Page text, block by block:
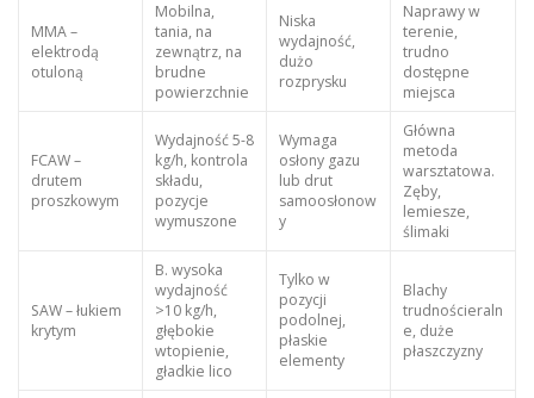
MMA –
elektrodą
otuloną
Mobilna,
tania, na
zewnątrz, na
brudne
powierzchnie
Niska
wydajność,
dużo
rozprysku
Naprawy w
terenie,
trudno
dostępne
miejsca
FCAW –
drutem
proszkowym
Wydajność 5-8
kg/h, kontrola
składu,
pozycje
wymuszone
Wymaga
osłony gazu
lub drut
samoosłonow
y
Główna
metoda
warsztatowa.
Zęby,
lemiesze,
ślimaki
SAW – łukiem
krytym
B. wysoka
wydajność
>10 kg/h,
głębokie
wtopienie,
gładkie lico
Tylko w
pozycji
podolnej,
płaskie
elementy
Blachy
trudnościeraln
e, duże
płaszczyzny